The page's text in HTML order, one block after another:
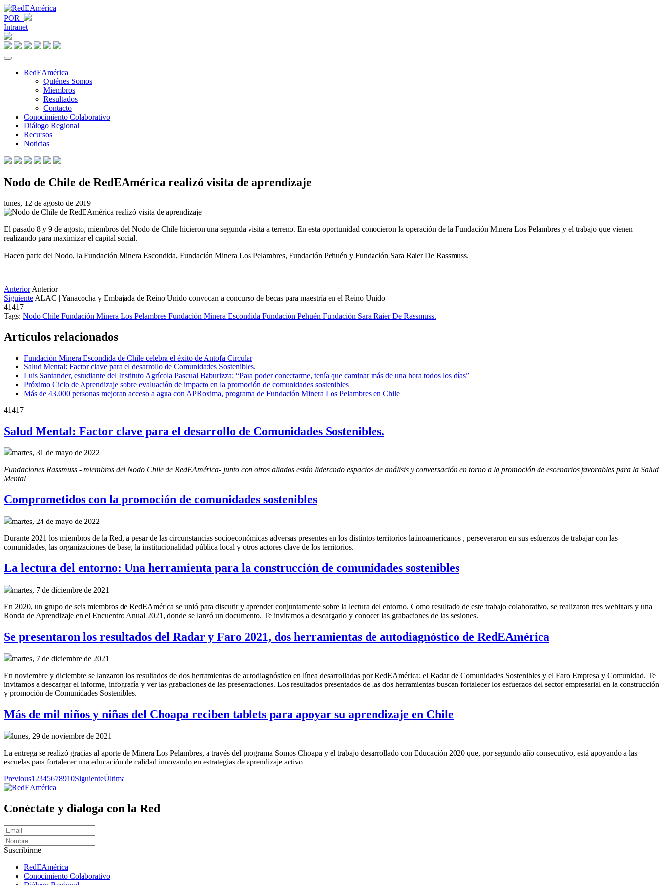
POR
Intranet
RedEAmérica
Quiénes Somos
Miembros
Resultados
Contacto
Conocimiento Colaborativo
Diálogo Regional
Recursos
Noticias
Nodo de Chile de RedEAmérica realizó visita de aprendizaje
lunes, 12 de agosto de 2019
El pasado 8 y 9 de agosto, miembros del Nodo de Chile hicieron una segunda visita a terreno. En esta oportunidad conocieron la operación de la Fundación Minera Los Pelambres y el trabajo que vienen
realizando para maximizar el capital social.
Hacen parte del Nodo, la Fundación Minera Escondida, Fundación Minera Los Pelambres, Fundación Pehuén y Fundación Sara Raier De Rassmuss.
Anterior Anterior
Siguiente ALAC | Yanacocha y Embajada de Reino Unido convocan a concurso de becas para maestría en el Reino Unido
41417
Tags: Nodo Chile Fundación Minera Los Pelambres Fundación Minera Escondida Fundación Pehuén Fundación Sara Raier De Rassmuss.
Artículos relacionados
Fundación Minera Escondida de Chile celebra el éxito de Antofa Circular
Salud Mental: Factor clave para el desarrollo de Comunidades Sostenibles.
Luis Santander, estudiante del Instituto Agrícola Pascual Baburizza: “Para poder conectarme, tenía que caminar más de una hora todos los días”
Próximo Ciclo de Aprendizaje sobre evaluación de impacto en la promoción de comunidades sostenibles
Más de 43.000 personas mejoran acceso a agua con APRoxima, programa de Fundación Minera Los Pelambres en Chile
41417
Salud Mental: Factor clave para el desarrollo de Comunidades Sostenibles.
martes, 31 de mayo de 2022
Fundaciones Rassmuss - miembros del Nodo Chile de RedEAmérica- junto con otros aliados están liderando espacios de análisis y conversación en torno a la promoción de escenarios favorables para la Salud
Mental
Comprometidos con la promoción de comunidades sostenibles
martes, 24 de mayo de 2022
Durante 2021 los miembros de la Red, a pesar de las circunstancias socioeconómicas adversas presentes en los distintos territorios latinoamericanos , perseveraron en sus esfuerzos de trabajar con las
comunidades, las organizaciones de base, la institucionalidad pública local y otros actores clave de los territorios.
La lectura del entorno: Una herramienta para la construcción de comunidades sostenibles
martes, 7 de diciembre de 2021
En 2020, un grupo de seis miembros de RedEAmérica se unió para discutir y aprender conjuntamente sobre la lectura del entorno. Como resultado de este trabajo colaborativo, se realizaron tres webinars y una
Ronda de Aprendizaje en el Encuentro Anual 2021, donde se lanzó un documento. Te invitamos a descargarlo y conocer las grabaciones de las sesiones.
Se presentaron los resultados del Radar y Faro 2021, dos herramientas de autodiagnóstico de RedEAmérica
martes, 7 de diciembre de 2021
En noviembre y diciembre se lanzaron los resultados de dos herramientas de autodiagnóstico en línea desarrolladas por RedEAmérica: el Radar de Comunidades Sostenibles y el Faro Empresa y Comunidad. Te
invitamos a descargar el informe, infografía y ver las grabaciones de las presentaciones. Los resultados presentados de las dos herramientas buscan fortalecer los esfuerzos del sector empresarial en la construcción
y promoción de Comunidades Sostenibles.
Más de mil niños y niñas del Choapa reciben tablets para apoyar su aprendizaje en Chile
lunes, 29 de noviembre de 2021
La entrega se realizó gracias al aporte de Minera Los Pelambres, a través del programa Somos Choapa y el trabajo desarrollado con Educación 2020 que, por segundo año consecutivo, está apoyando a las
escuelas para fortalecer una educación de calidad innovando en estrategias de aprendizaje activo.
Previous1 2345678910SiguienteÚltima
Conéctate y dialoga con la Red
Suscribirme
RedEAmérica
Conocimiento Colaborativo